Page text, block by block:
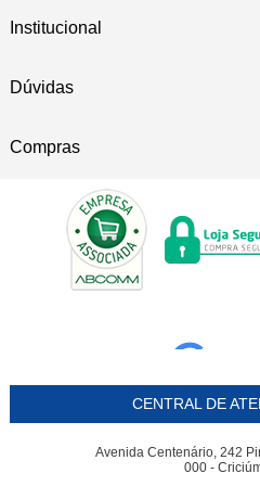
Institucional
Dúvidas
Compras
CENTRAL DE
Avenida Centenário, 242
000 -